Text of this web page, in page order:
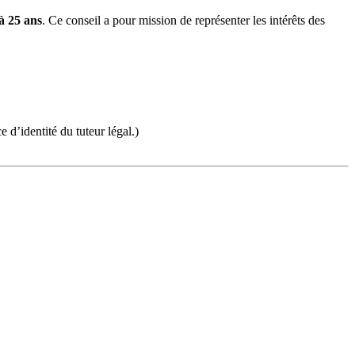
25 ans. Ce conseil a pour mission de représenter les intérêts des
d’identité du tuteur légal.)